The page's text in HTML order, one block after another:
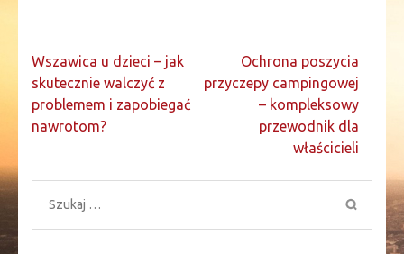
Nawigacja
wpisu
Wszawica u dzieci – jak
skutecznie walczyć z
problemem i zapobiegać
nawrotom?
Ochrona poszycia
przyczepy campingowej
– kompleksowy
przewodnik dla
właścicieli
Szukaj: